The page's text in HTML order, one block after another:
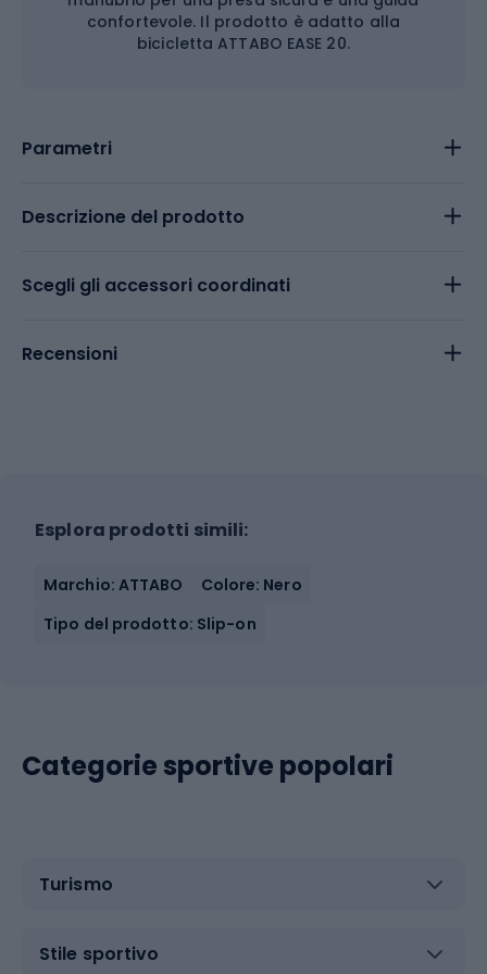
confortevole. Il prodotto è adatto alla
bicicletta ATTABO EASE 20.
Parametri
Descrizione del prodotto
Scegli gli accessori coordinati
Recensioni
Esplora prodotti simili:
Marchio: ATTABO
Colore: Nero
Tipo del prodotto: Slip-on
Categorie sportive popolari
Turismo
Stile sportivo